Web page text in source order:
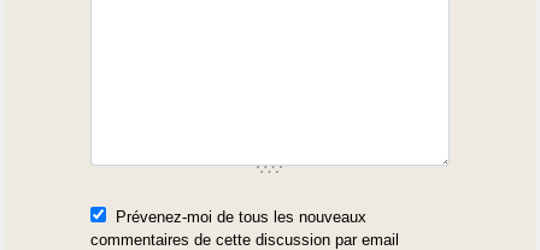
Prévenez-moi de tous les nouveaux
commentaires de cette discussion par email